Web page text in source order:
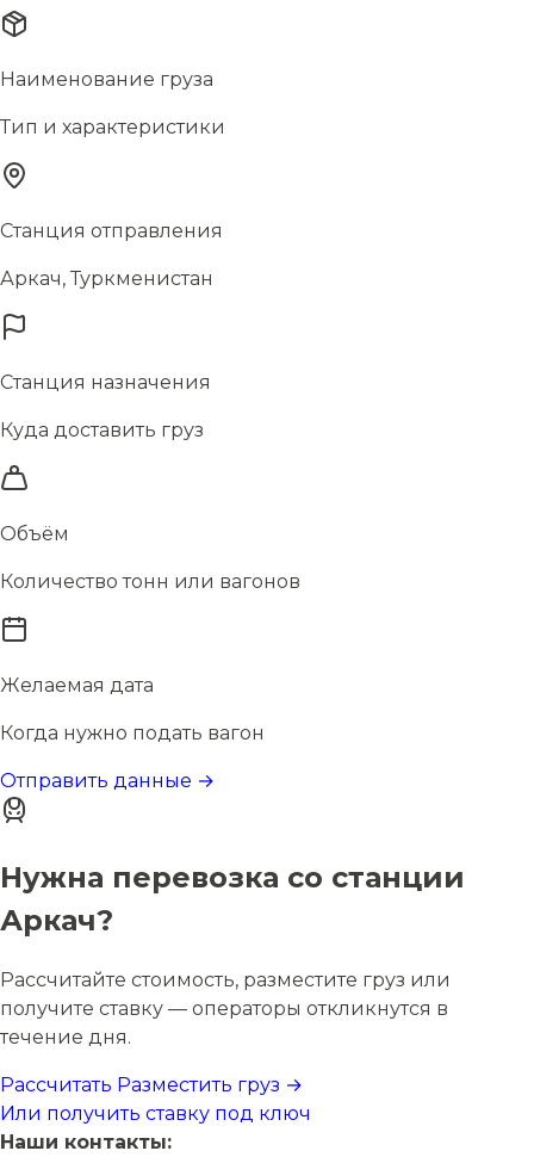
Наименование груза
Тип и характеристики
Станция отправления
Аркач, Туркменистан
Станция назначения
Куда доставить груз
Объём
Количество тонн или вагонов
Желаемая дата
Когда нужно подать вагон
Отправить данные →
Нужна перевозка со станции
Аркач?
Рассчитайте стоимость, разместите груз или
получите ставку — операторы откликнутся в
течение дня.
Рассчитать Разместить груз →
Или получить ставку под ключ
Наши контакты: